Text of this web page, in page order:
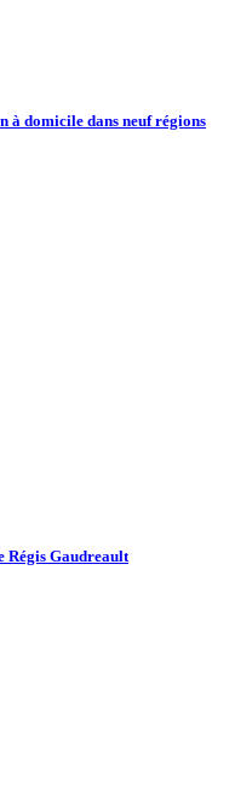
à domicile dans neuf régions
Régis Gaudreault